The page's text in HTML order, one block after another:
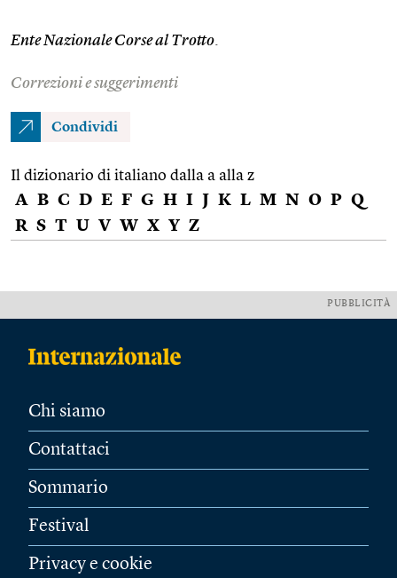
Ente Nazionale Corse al Trotto
Correzioni e suggerimenti
Condividi
Il dizionario di italiano dalla a alla z
A B C D E F G H I J K L M N O P Q
R S T U V W X Y Z
PUBBLICITÀ
Chi siamo
Contattaci
Sommario
Festival
Privacy e cookie